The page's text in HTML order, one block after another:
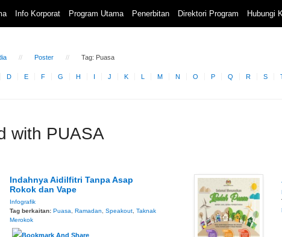
Info Korporat Program Utama Penerbitan Direktori Program Hubungi
Poster Tag: Puasa
D E F G H I J K L M N O P Q R S
with PUASA
Indahnya Aidilfitri Tanpa Asap
Rokok dan Vape
Infografik
Tag berkaitan: Puasa Ramadan Speakout Taknak
Merokok